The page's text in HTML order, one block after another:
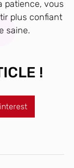
patience, vous
plus confiant
saine.
!